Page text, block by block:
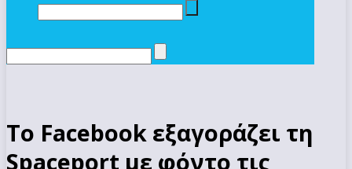
Το Facebook εξαγοράζει τη
Spaceport με φόντο τις